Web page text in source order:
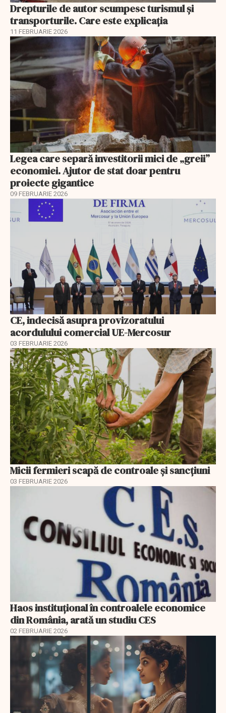
Drepturile de autor scumpesc turismul și
transporturile. Care este explicația
11 FEBRUARIE 2026
Legea care separă investitorii mici de „greii”
economiei. Ajutor de stat doar pentru
proiecte gigantice
09 FEBRUARIE 2026
CE, indecisă asupra provizoratului
acordulului comercial UE-Mercosur
03 FEBRUARIE 2026
Micii fermieri scapă de controale și sancțiuni
03 FEBRUARIE 2026
Haos instituțional în controalele economice
din România, arată un studiu CES
02 FEBRUARIE 2026